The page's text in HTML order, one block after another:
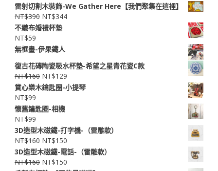
雷射切割木裝飾-We Gather Here【我們聚集在這裡】
NT$390 NT$344
不織布婚禮杯墊
NT$59
無框畫-伊果鐵人
復古花磚陶瓷吸水杯墊-希望之星青花瓷C款
NT$160 NT$129
賞心樂木鑰匙圈-小提琴
NT$99
懷舊鑰匙圈-相機
NT$99
3D造型木磁鐵-打字機-（雷雕款）
NT$160 NT$150
3D造型木磁鐵-電話-（雷雕款）
NT$160 NT$150